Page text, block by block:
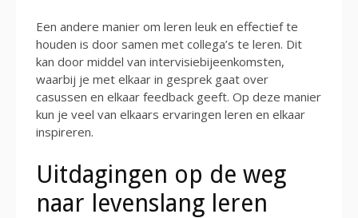
Een andere manier om leren leuk en effectief te
houden is door samen met collega’s te leren. Dit
kan door middel van intervisiebijeenkomsten,
waarbij je met elkaar in gesprek gaat over
casussen en elkaar feedback geeft. Op deze manier
kun je veel van elkaars ervaringen leren en elkaar
inspireren.
Uitdagingen op de weg
naar levenslang leren